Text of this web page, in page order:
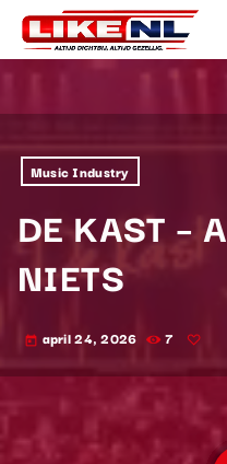
Music Industry
DE KAST –
NIETS
today april 24, 2026 7